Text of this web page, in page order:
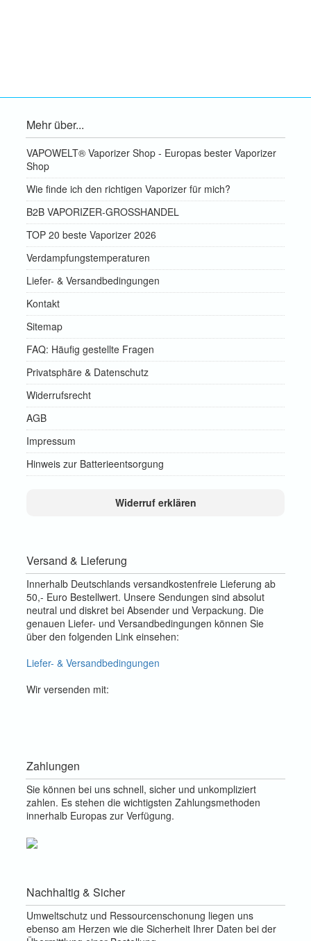
Mehr über...
VAPOWELT® Vaporizer Shop - Europas bester Vaporizer
Shop
Wie finde ich den richtigen Vaporizer für mich?
B2B VAPORIZER-GROSSHANDEL
TOP 20 beste Vaporizer 2026
Verdampfungstemperaturen
Liefer- & Versandbedingungen
Kontakt
Sitemap
FAQ: Häufig gestellte Fragen
Privatsphäre & Datenschutz
Widerrufsrecht
AGB
Impressum
Hinweis zur Batterieentsorgung
Widerruf erklären
Versand & Lieferung
Innerhalb Deutschlands versandkostenfreie Lieferung ab
50,- Euro Bestellwert. Unsere Sendungen sind absolut
neutral und diskret bei Absender und Verpackung. Die
genauen Liefer- und Versandbedingungen können Sie
über den folgenden Link einsehen:
Liefer- & Versandbedingungen
Wir versenden mit:
Zahlungen
Sie können bei uns schnell, sicher und unkompliziert
zahlen. Es stehen die wichtigsten Zahlungsmethoden
innerhalb Europas zur Verfügung.
Nachhaltig & Sicher
Umweltschutz und Ressourcenschonung liegen uns
ebenso am Herzen wie die Sicherheit Ihrer Daten bei der